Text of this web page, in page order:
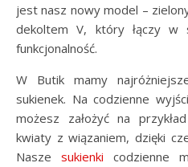
jest nasz nowy model –
dekoltem V, który łączy w
funkcjonalność.
W Butik mamy
sukienek. Na codzienne
możesz założyć na
kwiaty z wiązaniem, dzięki
Naszesukienki codzienne